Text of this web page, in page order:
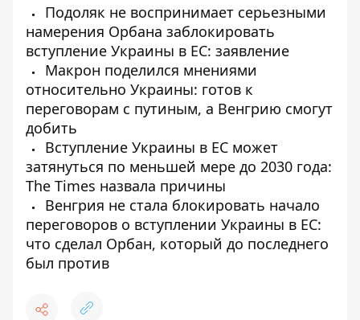
Подоляк не воспринимает серьезными
намерения Орбана заблокировать
вступление Украины в ЕС: заявление
Макрон поделился мнениями
относительно Украины: готов к
переговорам с путиным, а Венгрию смогут
добить
Вступление Украины в ЕС может
затянуться по меньшей мере до 2030 года:
The Times назвала причины
Венгрия не стала блокировать начало
переговоров о вступлении Украины в ЕС:
что сделал Орбан, который до последнего
был против